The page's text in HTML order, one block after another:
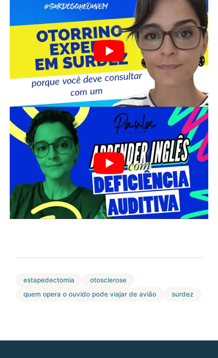
estapedectomia
otosclerose
quem opera o ouvido pode viajar de avião
surdez